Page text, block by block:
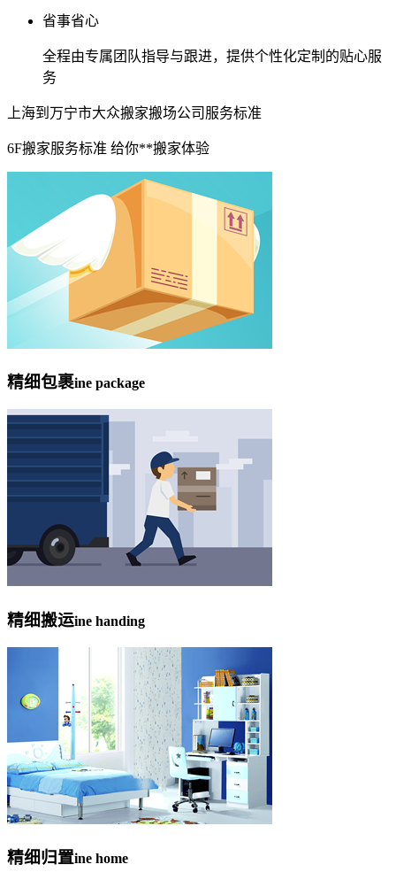
省事省心
全程由专属团队指导与跟进，提供个性化定制的贴心服
务
上海到万宁市大众搬家搬场公司服务标准
6F搬家服务标准 给你**搬家体验
精细包裹ine package
精细搬运ine handing
精细归置ine home